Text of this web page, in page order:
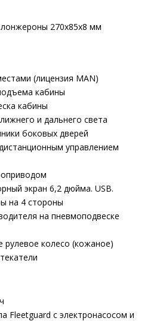
270х85х8 мм
(лицензия MAN)
кабины
кабины
и дальнего света
боковых дверей
управлением
экран 6,2 дюйма. USB.
на 4 стороны
на пневмоподвеске
колесо (кожаное)
Fleetguard с электронасосом и